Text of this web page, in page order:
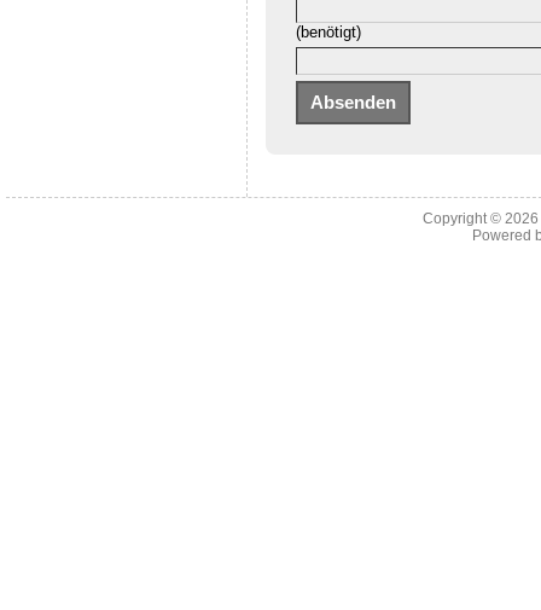
(benötigt)
Copyright ©
Powered